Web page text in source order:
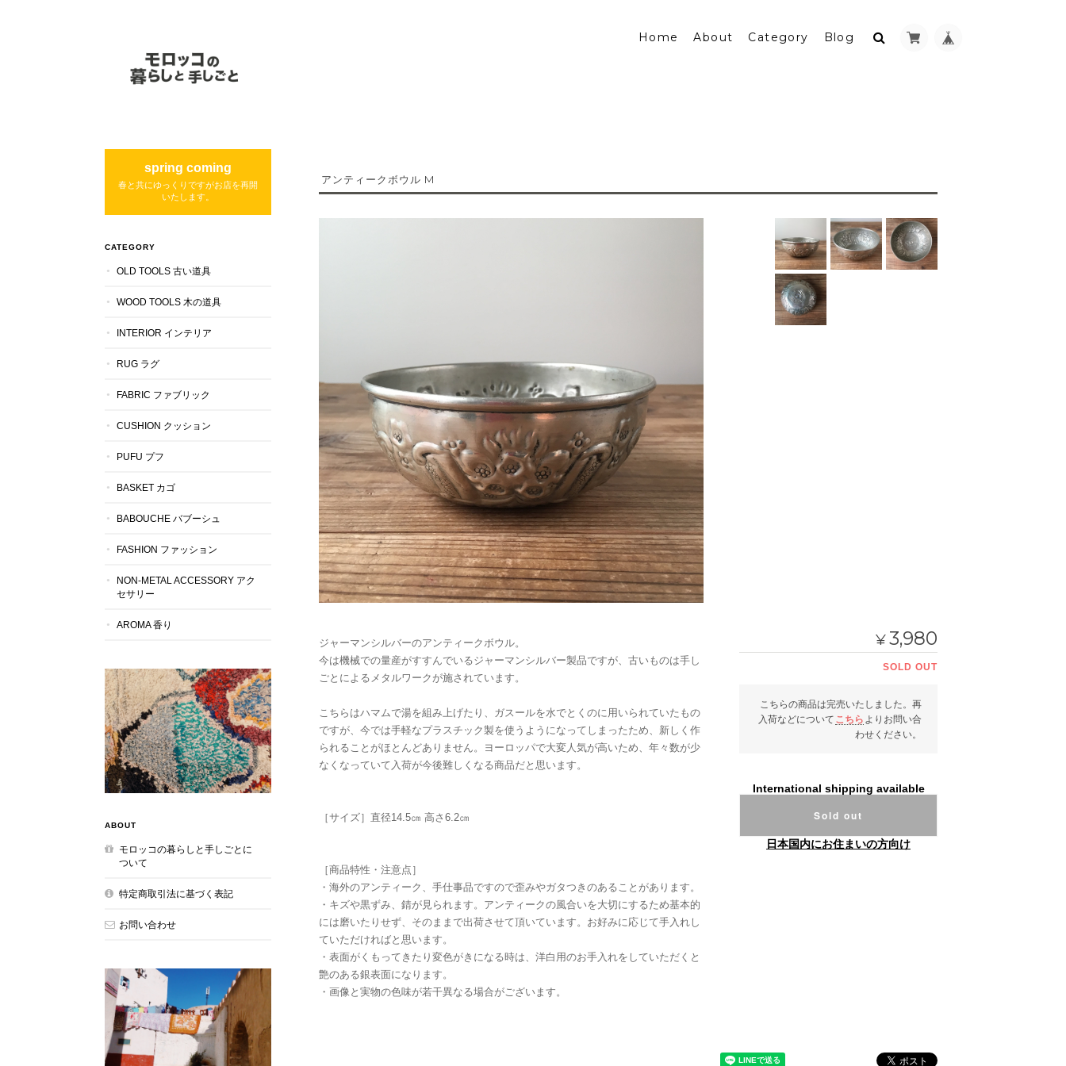
Home About Category Blog
アンティークボウル M
ジャーマンシルバーのアンティークボウル。
今は機械での量産がすすんでいるジャーマンシルバー製品ですが、古いものは手し
ごとによるメタルワークが施されています。
こちらはハマムで湯を組み上げたり、ガスールを水でとくのに用いられていたもの
ですが、今では手軽なプラスチック製を使うようになってしまったため、新しく作
られることがほとんどありません。ヨーロッパで大変人気が高いため、年々数が少
なくなっていて入荷が今後難しくなる商品だと思います。
［サイズ］直径14.5㎝ 高さ6.2㎝
［商品特性・注意点］
・海外のアンティーク、手仕事品ですので歪みやガタつきのあることがあります。
・キズや黒ずみ、錆が見られます。アンティークの風合いを大切にするため基本的
には磨いたりせず、そのままで出荷させて頂いています。お好みに応じて手入れし
ていただければと思います。
・表面がくもってきたり変色がきになる時は、洋白用のお手入れをしていただくと
艶のある銀表面になります。
・画像と実物の色味が若干異なる場合がございます。
¥3,980
SOLD OUT
こちらの商品は完売いたしました。再
入荷などについて こちら よりお問い合
わせください。
International shipping available
Sold out
日本国内にお住まいの方向け
spring coming
春と共にゆっくりですがお店を再開
いたします。
CATEGORY
OLD TOOLS 古い道具
WOOD TOOLS 木の道具
INTERIOR インテリア
RUG ラグ
FABRIC ファブリック
CUSHION クッション
PUFU プフ
BASKET カゴ
BABOUCHE バブーシュ
FASHION ファッション
NON-METAL ACCESSORY アク
セサリー
AROMA 香り
ABOUT
モロッコの暮らしと手しごとに
ついて
特定商取引法に基づく表記
お問い合わせ